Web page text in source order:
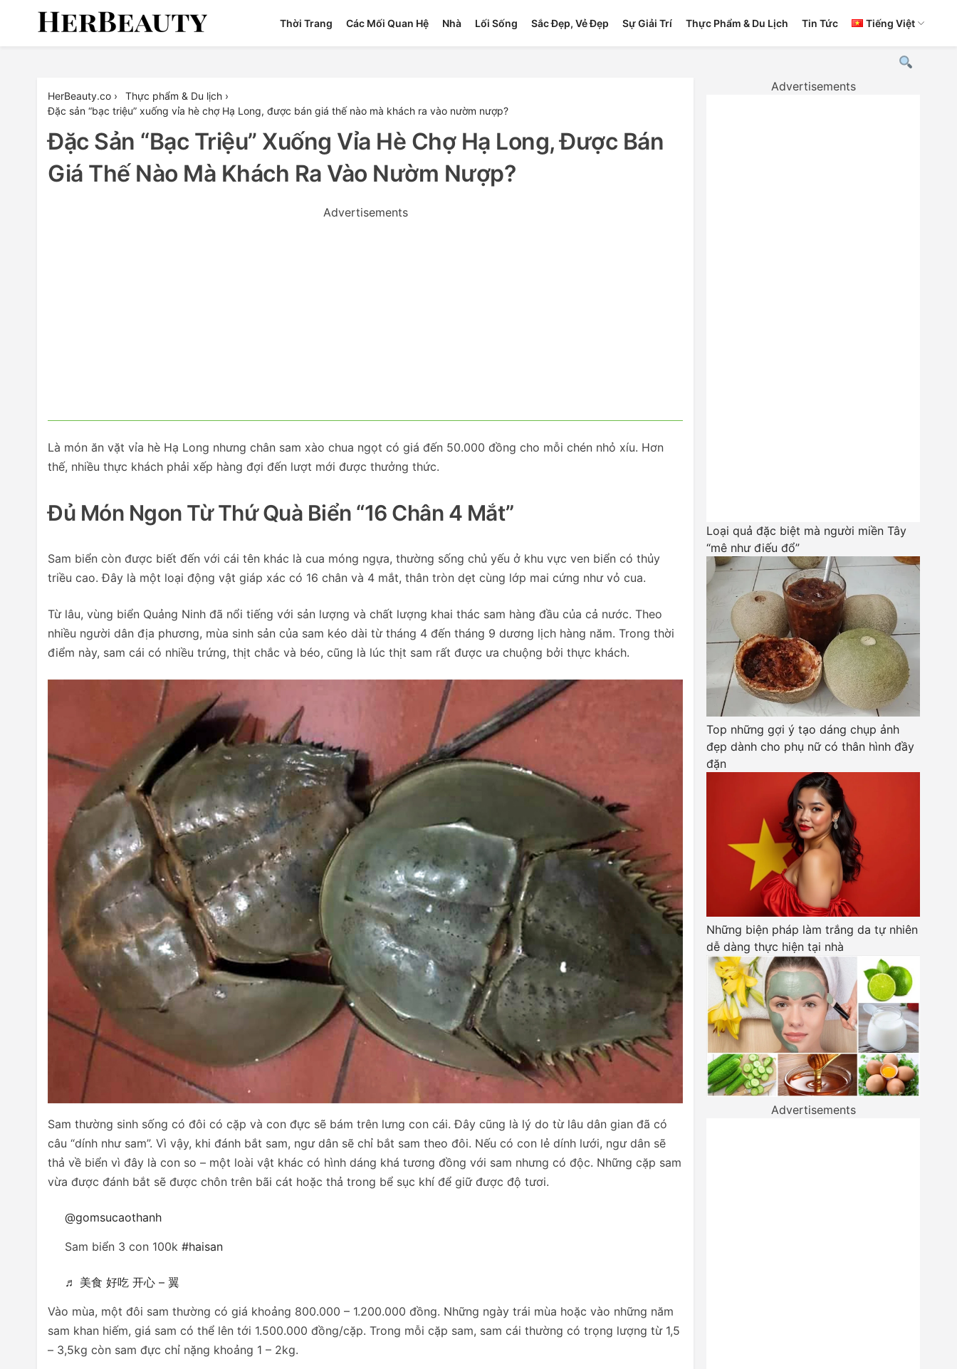
Thời Trang Các Mối Quan Hệ Nhà Lối Sống Sắc Đẹp, Vẻ Đẹp Sự Giải Trí Thực Phẩm & Du Lịch Tin Tức Tiếng Việt
HerBeauty.co › Thực phẩm & Du lịch ›
Đặc sản “bạc triệu” xuống vỉa hè chợ Hạ Long, được bán giá thế nào mà khách ra vào nườm nượp?
Đặc Sản “bạc Triệu” Xuống Vỉa Hè Chợ Hạ Long, Được Bán
Giá Thế Nào Mà Khách Ra Vào Nườm Nượp?
Advertisements
Là món ăn vặt vỉa hè Hạ Long nhưng chân sam xào chua ngọt có giá đến 50.000 đồng cho mỗi chén nhỏ xíu. Hơn
thế, nhiều thực khách phải xếp hàng đợi đến lượt mới được thưởng thức.
Đủ Món Ngon Từ Thứ Quà Biển “16 Chân 4 Mắt”
Sam biển còn được biết đến với cái tên khác là cua móng ngựa, thường sống chủ yếu ở khu vực ven biển có thủy
triều cao. Đây là một loại động vật giáp xác có 16 chân và 4 mắt, thân tròn dẹt cùng lớp mai cứng như vỏ cua.
Từ lâu, vùng biển Quảng Ninh đã nổi tiếng với sản lượng và chất lượng khai thác sam hàng đầu của cả nước. Theo
nhiều người dân địa phương, mùa sinh sản của sam kéo dài từ tháng 4 đến tháng 9 dương lịch hàng năm. Trong thời
điểm này, sam cái có nhiều trứng, thịt chắc và béo, cũng là lúc thịt sam rất được ưa chuộng bởi thực khách.
Sam thường sinh sống có đôi có cặp và con đực sẽ bám trên lưng con cái. Đây cũng là lý do từ lâu dân gian đã có
câu “dính như sam”. Vì vậy, khi đánh bắt sam, ngư dân sẽ chỉ bắt sam theo đôi. Nếu có con lẻ dính lưới, ngư dân sẽ
thả về biển vì đây là con so – một loài vật khác có hình dáng khá tương đồng với sam nhưng có độc. Những cặp sam
vừa được đánh bắt sẽ được chôn trên bãi cát hoặc thả trong bể sục khí để giữ được độ tươi.
@gomsucaothanh
Sam biển 3 con 100k #haisan
♬ 美食 好吃 开心 – 翼
Vào mùa, một đôi sam thường có giá khoảng 800.000 – 1.200.000 đồng. Những ngày trái mùa hoặc vào những năm
sam khan hiếm, giá sam có thể lên tới 1.500.000 đồng/cặp. Trong mỗi cặp sam, sam cái thường có trọng lượng từ 1,5
– 3,5kg còn sam đực chỉ nặng khoảng 1 – 2kg.
Advertisements
Loại quả đặc biệt mà người miền Tây
“mê như điếu đổ”
Top những gợi ý tạo dáng chụp ảnh
đẹp dành cho phụ nữ có thân hình đầy
đặn
Những biện pháp làm trắng da tự nhiên
dễ dàng thực hiện tại nhà
Advertisements